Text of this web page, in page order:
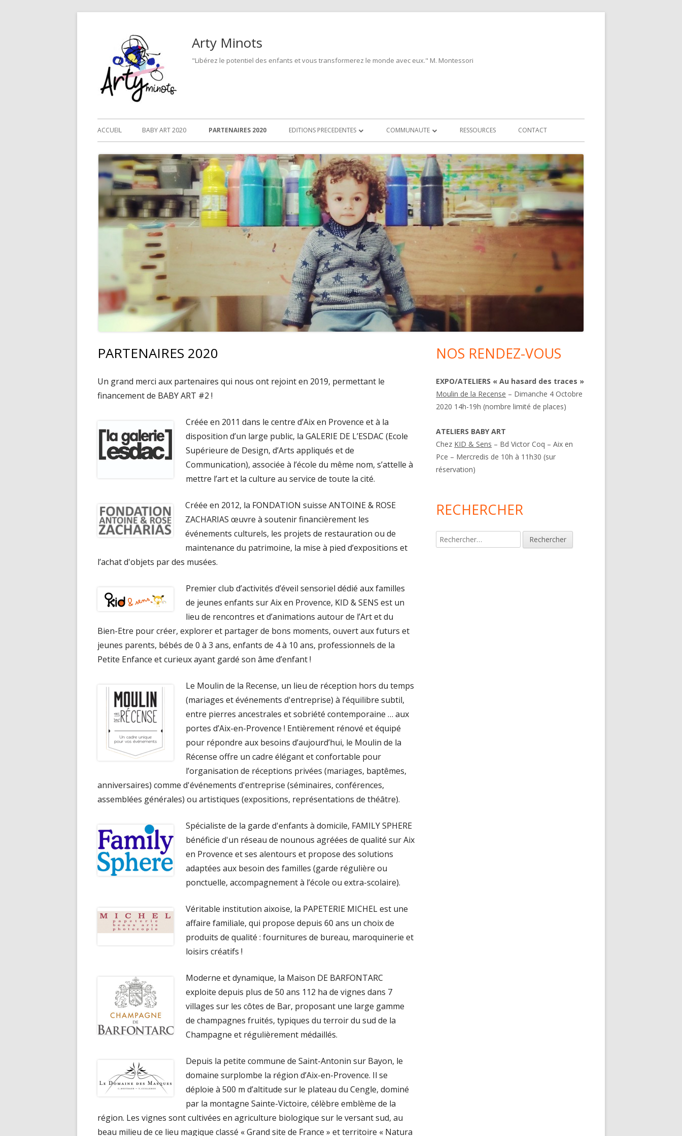
Arty Minots
"Libérez le potentiel des enfants et vous transformerez le monde avec eux." M. Montessori
Primary
Menu
ACCUEIL BABY ART 2020 PARTENAIRES 2020 EDITIONS PRECEDENTES
BABY ART #2 GALERIE PHOTOS 2019
COMMUNAUTE
FONDATEURS
RESSOURCES CONTACT
PARTENAIRES 2020
Un grand merci aux partenaires qui nous ont rejoint en 2019, permettant le
financement de BABY ART #2 !
Créée en 2011 dans le centre d’Aix en Provence et à la
disposition d’un large public, la GALERIE DE L’ESDAC (Ecole
Supérieure de Design, d’Arts appliqués et de
Communication), associée à l’école du même nom, s’attelle à
mettre l’art et la culture au service de toute la cité.
Créée en 2012, la FONDATION suisse ANTOINE & ROSE
ZACHARIAS œuvre à soutenir financièrement les
événements culturels, les projets de restauration ou de
maintenance du patrimoine, la mise à pied d’expositions et
l’achat d'objets par des musées.
Premier club d’activités d’éveil sensoriel dédié aux familles
de jeunes enfants sur Aix en Provence, KID & SENS est un
lieu de rencontres et d’animations autour de l’Art et du
Bien-Etre pour créer, explorer et partager de bons moments, ouvert aux futurs et
jeunes parents, bébés de 0 à 3 ans, enfants de 4 à 10 ans, professionnels de la
Petite Enfance et curieux ayant gardé son âme d’enfant !
Le Moulin de la Recense, un lieu de réception hors du temps
(mariages et événements d'entreprise) à l’équilibre subtil,
entre pierres ancestrales et sobriété contemporaine … aux
portes d’Aix-en-Provence ! Entièrement rénové et équipé
pour répondre aux besoins d’aujourd’hui, le Moulin de la
Récense offre un cadre élégant et confortable pour
l’organisation de réceptions privées (mariages, baptêmes,
anniversaires) comme d'événements d'entreprise (séminaires, conférences,
assemblées générales) ou artistiques (expositions, représentations de théâtre).
Spécialiste de la garde d'enfants à domicile, FAMILY SPHERE
bénéficie d'un réseau de nounous agréées de qualité sur Aix
en Provence et ses alentours et propose des solutions
adaptées aux besoin des familles (garde régulière ou
ponctuelle, accompagnement à l’école ou extra-scolaire).
Véritable institution aixoise, la PAPETERIE MICHEL est une
affaire familiale, qui propose depuis 60 ans un choix de
produits de qualité : fournitures de bureau, maroquinerie et
loisirs créatifs !
Moderne et dynamique, la Maison DE BARFONTARC
exploite depuis plus de 50 ans 112 ha de vignes dans 7
villages sur les côtes de Bar, proposant une large gamme
de champagnes fruités, typiques du terroir du sud de la
Champagne et régulièrement médaillés.
Depuis la petite commune de Saint-Antonin sur Bayon, le
domaine surplombe la région d’Aix-en-Provence. Il se
déploie à 500 m d’altitude sur le plateau du Cengle, dominé
par la montagne Sainte-Victoire, célèbre emblème de la
région. Les vignes sont cultivées en agriculture biologique sur le versant sud, au
beau milieu de ce lieu magique classé « Grand site de France » et territoire « Natura
Main
Sidebar
NOS RENDEZ-VOUS
EXPO/ATELIERS « Au hasard des traces »
Moulin de la Recense – Dimanche 4 Octobre
2020 14h-19h (nombre limité de places)
ATELIERS BABY ART
Chez KID & Sens – Bd Victor Coq – Aix en
Pce – Mercredis de 10h à 11h30 (sur
réservation)
RECHERCHER
Rechercher :